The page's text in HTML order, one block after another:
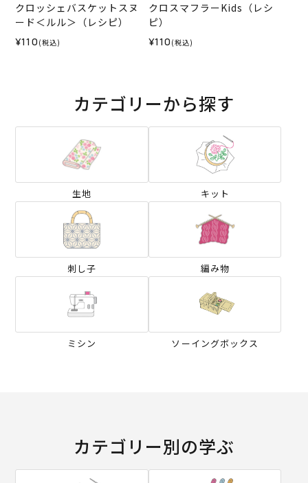
クロッシェバスケットスヌ
ード＜ルル＞（レシピ）
¥110 (税込)
クロスマフラーKids（レシ
ピ）
¥110 (税込)
カテゴリーから探す
生地 キット
刺し子 編み物
ミシン ソーイングボックス
カテゴリー別の学ぶ